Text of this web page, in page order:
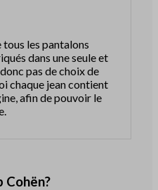
les pantalons
dans une seule et
pas de choix de
chaque jean contient
afin de pouvoir le
Cohën?